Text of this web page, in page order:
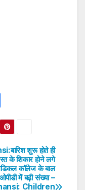
h
ar
e
शुरू होते ही
के शिकार होने लगे
कॉलेज के बाल
में बढ़ी संख्या –
Children